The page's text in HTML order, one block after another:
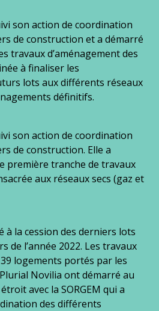
son action de coordination
de construction et a démarré
travaux d’aménagement des
à finaliser les
lots aux différents réseaux
définitifs.
son action de coordination
de construction. Elle a
première tranche de travaux
aux réseaux secs (gaz et
à la cession des derniers lots
de l’année 2022. Les travaux
logements portés par les
Novilia ont démarré au
avec la SORGEM qui a
des différents